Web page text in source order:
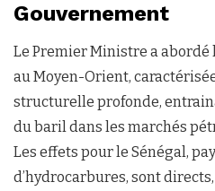
Gouvernement
Le Premier Ministre a
au Moyen-Orient,
structurelle profonde,
du baril dans les marchés
Les effets pour le Sénégal,
d’hydrocarbures, sont